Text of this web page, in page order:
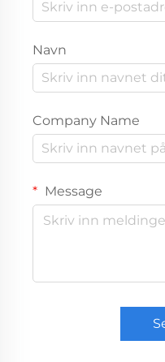
Navn
Company Name
Message